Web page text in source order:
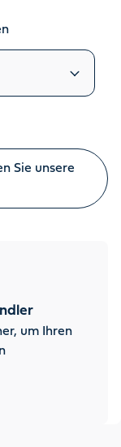
Sie unsere
um Ihren